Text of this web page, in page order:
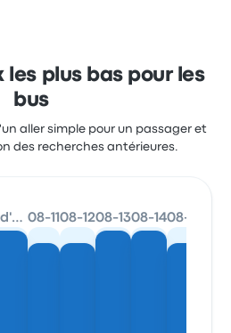
les plus bas pour les
bus
aller simple pour un passager et
des recherches antérieures.
Aujourd'hui 08-1108-1208-1308-1408-15